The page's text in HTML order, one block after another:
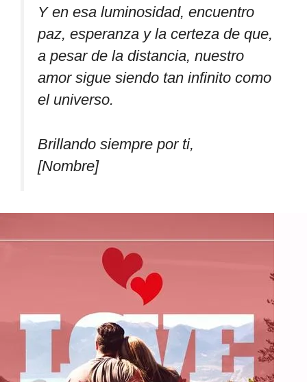
Y en esa luminosidad, encuentro
paz, esperanza y la certeza de que,
a pesar de la distancia, nuestro
amor sigue siendo tan infinito como
el universo.
Brillando siempre por ti,
[Nombre]